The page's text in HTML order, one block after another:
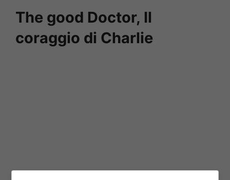
The good Doctor, Il
coraggio di Charlie